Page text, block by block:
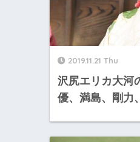
2019.11.21 Thu
沢尻エリカ大河
優、満島、剛力